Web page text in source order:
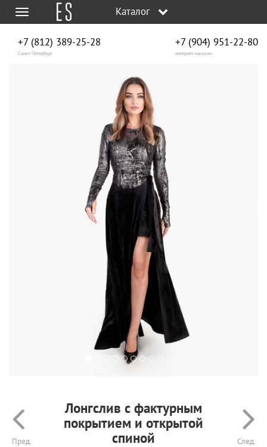
Меню Каталог
+7 (812) 389-25-28
Санкт-Петербург
+7 (904) 951‑22‑80
интернет-магазин
Пред.
Лонгслив с фактурным
покрытием и открытой
спиной
След.